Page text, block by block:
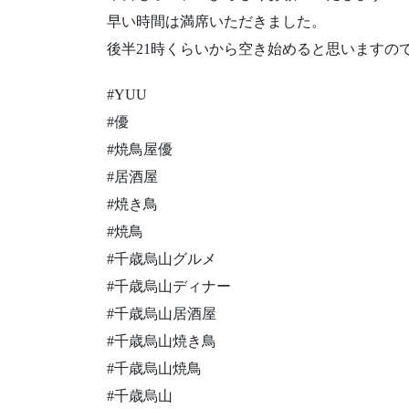
早い時間は満席いただきました。
後半21時くらいから空き始めると思いますの
#YUU
#優
#焼鳥屋優
#居酒屋
#焼き鳥
#焼鳥
#千歳烏山グルメ
#千歳烏山ディナー
#千歳烏山居酒屋
#千歳烏山焼き鳥
#千歳烏山焼鳥
#千歳烏山